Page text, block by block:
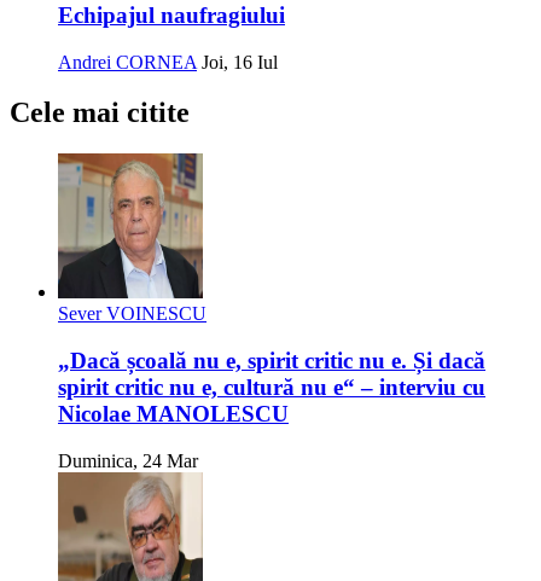
Echipajul naufragiului
Andrei CORNEA Joi, 16 Iul
Cele mai citite
Sever VOINESCU
„Dacă școală nu e, spirit critic nu e. Și dacă
spirit critic nu e, cultură nu e“ – interviu cu
Nicolae MANOLESCU
Duminica, 24 Mar